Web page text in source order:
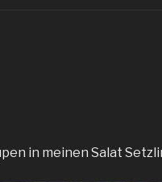
in meinen Salat